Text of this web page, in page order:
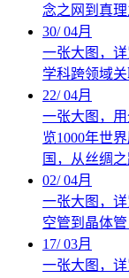
念之网到真
30/04月
一张大图，
学科跨领域
22/04月
一张大图，
览1000年世
国，从丝绸
02/04月
一张大图，
空管到晶体
17/03月
一张大图，